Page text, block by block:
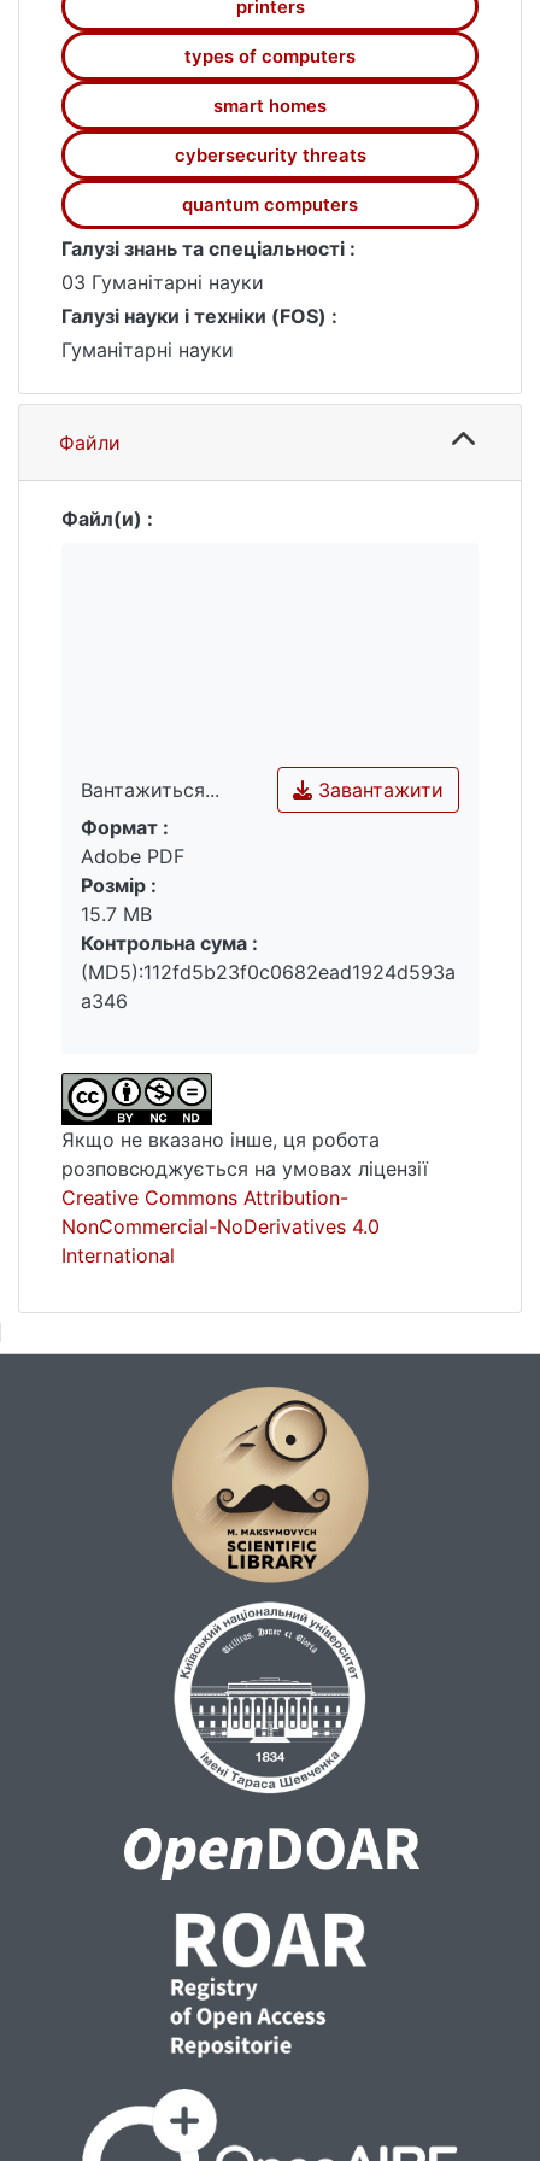
applications in IT contexts. A textbook can
be used by English language teachers of
higher education institutions and students
who study computer sciences and
information technologies.
printers
types of computers
smart homes
cybersecurity threats
quantum computers
Галузі знань та спеціальності :
03 Гуманітарні науки
Галузі науки і техніки (FOS) :
Гуманітарні науки
Файли
Файл(и) :
Вантажиться...
Вантажиться...
Завантажити
Формат :
Adobe PDF
Розмір :
15.7 MB
Контрольна сума :
(MD5):112fd5b23f0c0682ead1924d593a
a346
Якщо не вказано інше, ця робота
розповсюджується на умовах ліцензії
Creative Commons Attribution-
NonCommercial-NoDerivatives 4.0
International